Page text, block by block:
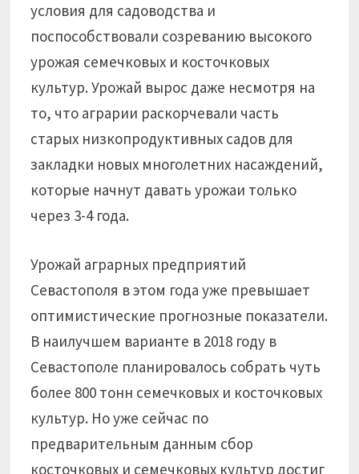
условия для садоводства и
поспособствовали созреванию высокого
урожая семечковых и косточковых
культур. Урожай вырос даже несмотря на
то, что аграрии раскорчевали часть
старых низкопродуктивных садов для
закладки новых многолетних насаждений,
которые начнут давать урожаи только
через 3-4 года.
Урожай аграрных предприятий
Севастополя в этом года уже превышает
оптимистические прогнозные показатели.
В наилучшем варианте в 2018 году в
Севастополе планировалось собрать чуть
более 800 тонн семечковых и косточковых
культур. Но уже сейчас по
предварительным данным сбор
косточковых и семечковых культур достиг